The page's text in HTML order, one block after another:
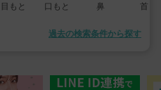
目もと 口もと 鼻 首
過去の検索条件から探す